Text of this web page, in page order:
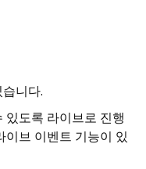
니다.
있도록 라이브로 진행
브 이벤트 기능이 있